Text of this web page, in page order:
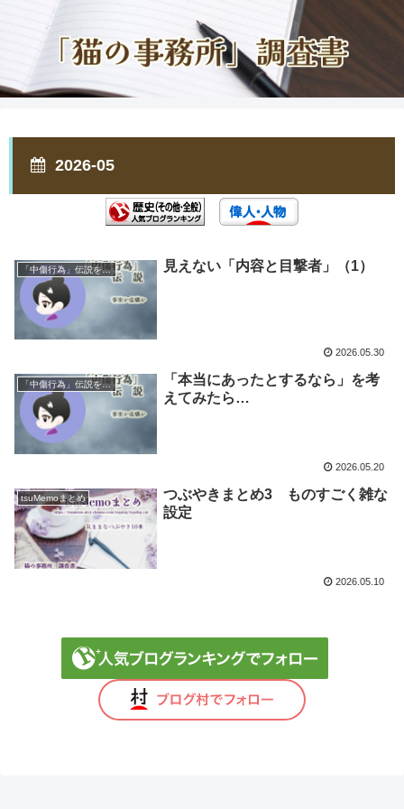
2026-05
「中傷行為」伝説を考える 見えない「内容と目撃者」（1）
2026.05.30
「中傷行為」伝説を考える
「本当にあったとするなら」を考
えてみたら…
2026.05.20
tsuMemoまとめ
つぶやきまとめ3 ものすごく雑な
設定
2026.05.10